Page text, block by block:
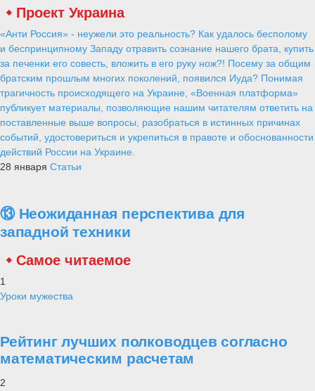
Проект Украина
«Анти Россия» - неужели это реальность? Как удалось бесполому
и беспринципному Западу отравить сознание нашего брата, купить
за печенки его совесть, вложить в его руку нож?! Посему за общим
братским прошлым многих поколений, появился Иуда? Понимая
трагичность происходящего на Украине, «Военная платформа»
публикует материалы, позволяющие нашим читателям ответить на
поставленные выше вопросы, разобраться в истинных причинах
событий, удостовериться и укрепиться в правоте и обоснованности
действий России на Украине.
28 января Статьи
⑬ Неожиданная перспектива для
западной техники
Самое читаемое
1
Уроки мужества
Рейтинг лучших полководцев согласно
математическим расчетам
2